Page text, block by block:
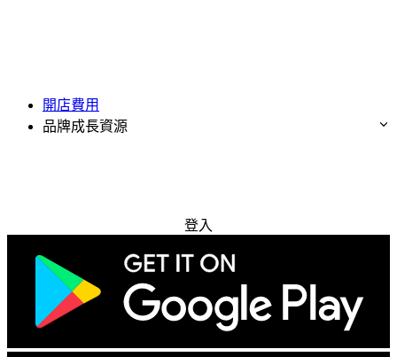
開店費用
品牌成長資源
登入